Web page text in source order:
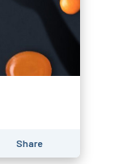
Share